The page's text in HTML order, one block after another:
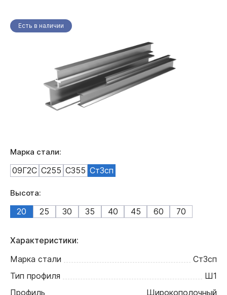
Есть в наличии
Марка стали:
09Г2С С255 С355 Ст3сп
Высота:
20 25 30 35 40 45 60 70
Характеристики:
Марка стали
Ст3сп
Тип профиля
Ш1
Профиль
Широкополочный